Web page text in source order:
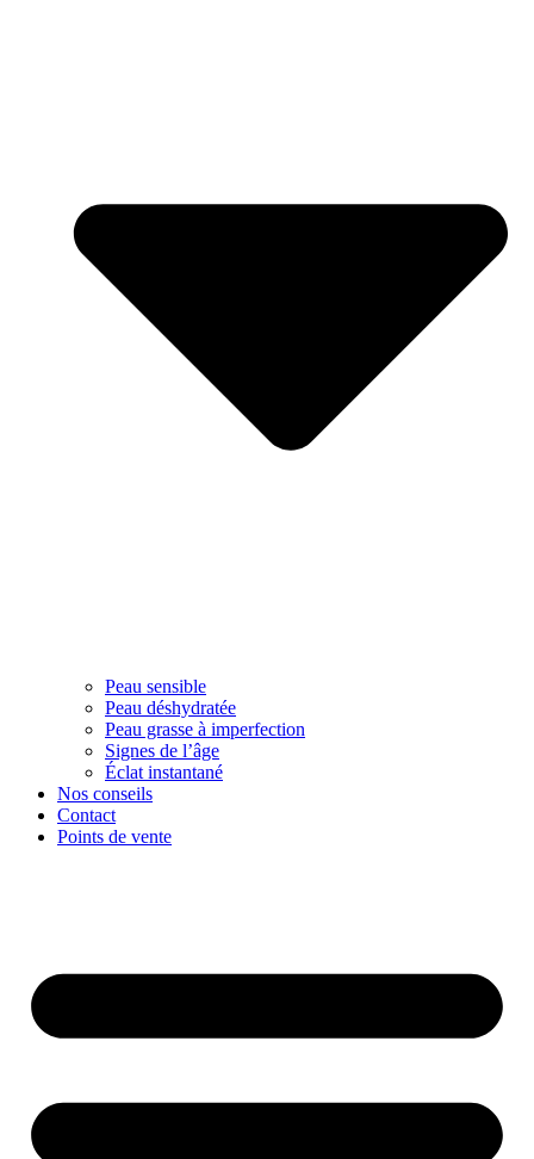
Peau sensible
Peau déshydratée
Peau grasse à imperfection
Signes de l’âge
Éclat instantané
Nos conseils
Contact
Points de vente